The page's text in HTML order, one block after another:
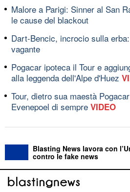
Malore a Parigi: Sinner al San
le cause del blackout
Dart-Bencic, incrocio sulla
vagante
Pogacar ipoteca il Tour e
alla leggenda dell'Alpe d'Huez
Tour, dietro sua maestà
Evenepoel di sempre VIDEO
Blasting News lavora con
contro le fake news
ABOUT LINEA EDITORIALE